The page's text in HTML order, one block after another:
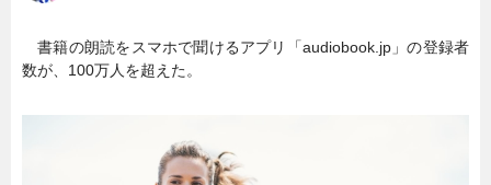
副業
書籍の朗読をスマホで聞けるアプリ「audiobook.jp」の登録者
数が、100万人を超えた。